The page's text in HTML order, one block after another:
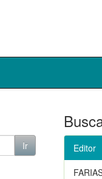
Editor